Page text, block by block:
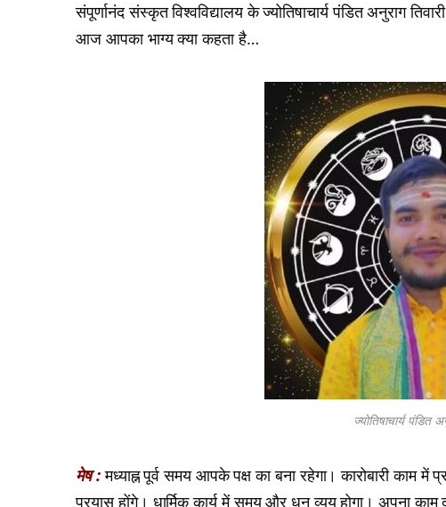
संपूर्णानंद संस्कृत विश्वविद्यालय के ज्योतिषाचार्य पंडित अनुराग
आज आपका भाग्य क्या कहता है…
ज्योतिषाचार्य पंडित
मेष : मध्याह्न पूर्व समय आपके पक्ष का बना रहेगा। कारोबारी काम
प्रयास होंगे। धार्मिक कार्य में समय और धन व्यय होगा। अपना